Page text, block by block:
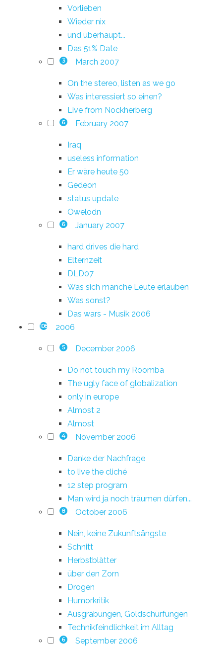
Vorlieben
Wieder nix
und überhaupt...
Das 51% Date
3 March 2007
On the stereo, listen as we go
Was interessiert so einen?
Live from Nockherberg
6 February 2007
Iraq
useless information
Er wäre heute 50
Gedeon
status update
Owelodn
6 January 2007
hard drives die hard
Elternzeit
DLD07
Was sich manche Leute erlauben
Was sonst?
Das wars - Musik 2006
108 2006
5 December 2006
Do not touch my Roomba
The ugly face of globalization
only in europe
Almost 2
Almost
4 November 2006
Danke der Nachfrage
to live the cliché
12 step program
Man wird ja noch träumen dürfen...
8 October 2006
Nein, keine Zukunftsängste
Schnitt
Herbstblätter
über den Zorn
Drogen
Humorkritik
Ausgrabungen, Goldschürfungen
Technikfeindlichkeit im Alltag
6 September 2006